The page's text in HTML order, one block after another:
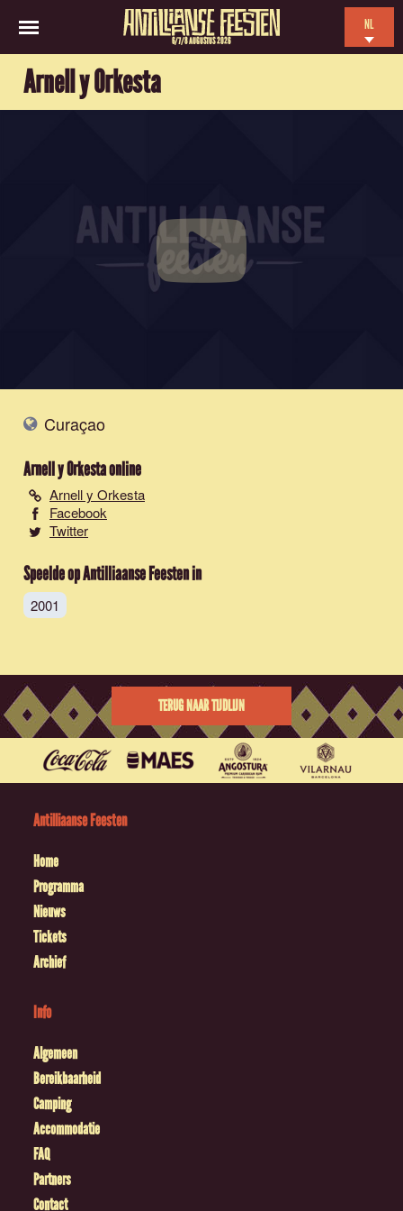
6/7/8 AUGUSTUS 2026
NL
Arnell y Orkesta
Curaçao
Arnell y Orkestaonline
Arnell y Orkesta
Facebook
Twitter
Speelde op Antilliaanse Feesten in
2001
TERUG NAAR TIJDLIJN
Antilliaanse Feesten
Home
Programma
Nieuws
Tickets
Archief
Info
Algemeen
Bereikbaarheid
Camping
Accommodatie
FAQ
Partners
Contact